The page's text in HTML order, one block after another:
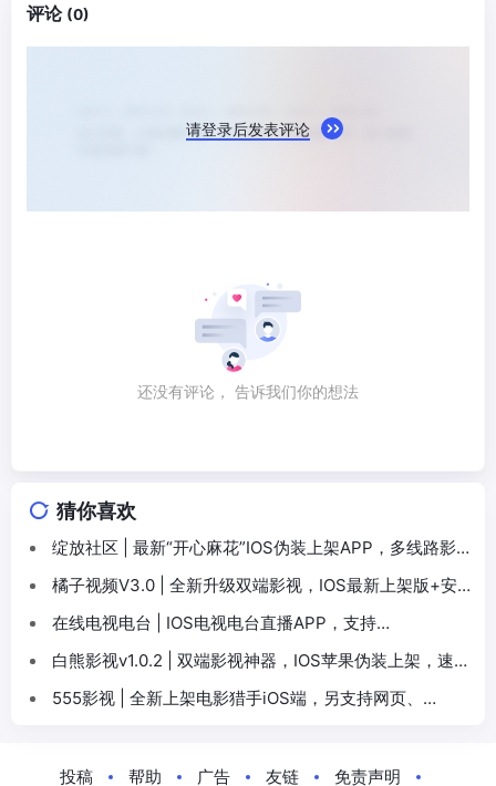
评论 (0)
请登录后发表评论
还没有评论， 告诉我们你的想法
猜你喜欢
绽放社区 | 最新“开心麻花”IOS伪装上架APP，多线路影
视追剧，还支持短剧
橘子视频V3.0 | 全新升级双端影视，IOS最新上架版+安
卓手机3.0更新
在线电视电台 | IOS电视电台直播APP，支持
白熊影视v1.0.2 | 双端影视神器，IOS苹果伪装上架，速
555影视 | 全新上架电影猎手iOS端，另支持网页、
投稿 帮助 广告 友链 免责声明